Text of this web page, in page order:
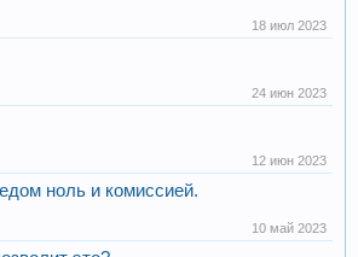
18 июл 2023
24 июн 2023
12 июн 2023
ноль и комиссией.
10 май 2023